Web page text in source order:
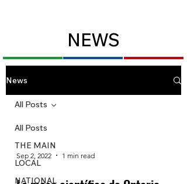
NEWS
News
All Posts
THE MAIN
LOCAL
NATIONAL
All Posts
Sep 2, 2022 1 min read